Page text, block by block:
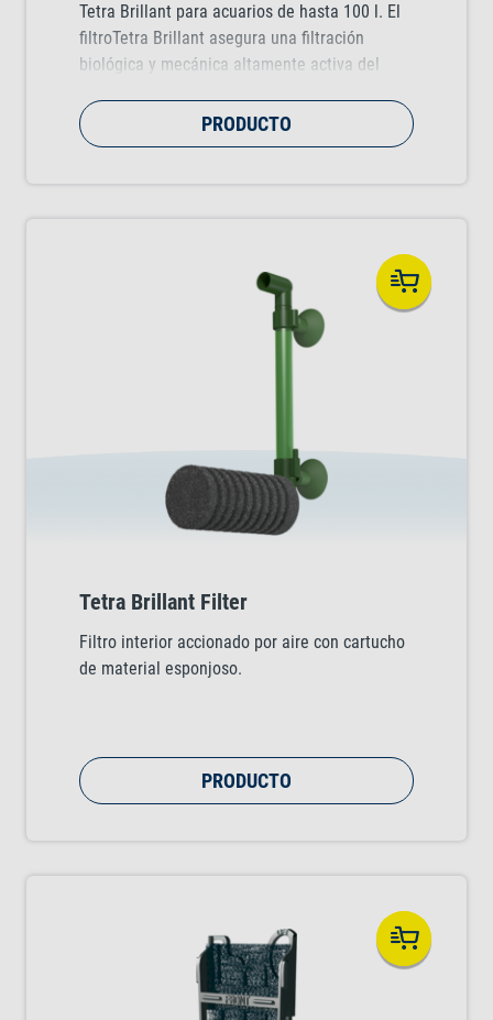
Tetra Brillant para acuarios de hasta 100 l. El
filtroTetra Brillant asegura una filtración
biológica y mecánica altamente activa del
PRODUCTO
Tetra Brillant Filter
Filtro interior accionado por aire con cartucho
de material esponjoso.
PRODUCTO